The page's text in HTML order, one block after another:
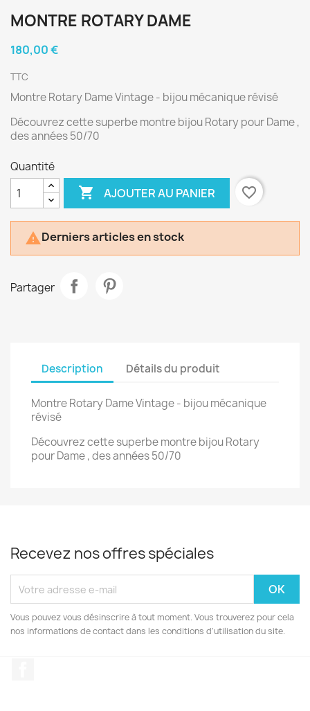
MONTRE ROTARY DAME
180,00 €
TTC
Montre Rotary Dame Vintage - bijou mécanique révisé
Découvrez cette superbe montre bijou Rotary pour Dame ,
des années 50/70
Quantité
 AJOUTER AU PANIER favorite_border
Derniers articles en stock
Partager
Description Détails du produit
Montre Rotary Dame Vintage - bijou mécanique
révisé
Découvrez cette superbe montre bijou Rotary
pour Dame , des années 50/70
Recevez nos offres spéciales
Vous pouvez vous désinscrire à tout moment. Vous trouverez pour cela
nos informations de contact dans les conditions d'utilisation du site.